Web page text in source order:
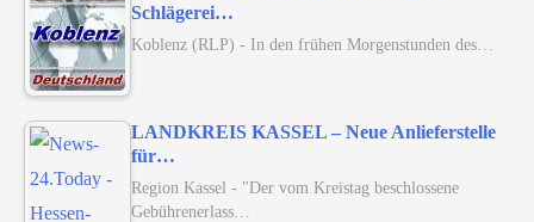
Schlägerei…
Koblenz (RLP) - In den frühen Morgenstunden des…
LANDKREIS KASSEL – Neue Anlieferstelle
für…
Region Kassel - "Der vom Kreistag beschlossene
Gebührenerlass…